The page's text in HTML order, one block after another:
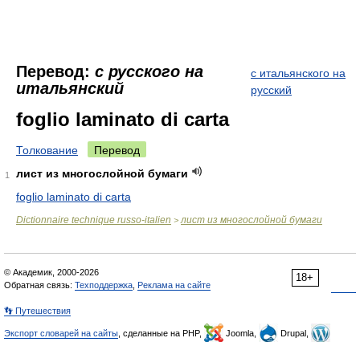
Перевод: с русского на
итальянский
с итальянского на
русский
foglio laminato di carta
Толкование Перевод
1
лист из многослойной бумаги
foglio laminato di carta
Dictionnaire technique russo-italien > лист из многослойной бумаги
18+
© Академик, 2000-2026
Обратная связь: Техподдержка Реклама на сайте
👣 Путешествия
Экспорт словарей на сайты , сделанные на PHP, Joomla,
Drupal,